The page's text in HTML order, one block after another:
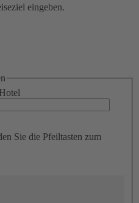
eingeben.
Sie die Pfeiltasten zum